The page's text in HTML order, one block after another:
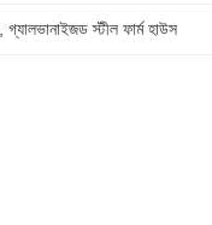
, গ্যালভানাইজড স্টীল ফার্ম হাউস